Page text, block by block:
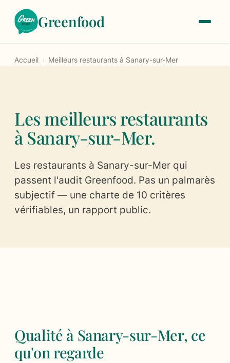
Greenfood
Le label
Notre histoire
Les critères de labellisation
Les tarifs
Trouver un restaurant
Accueil › Meilleurs restaurants à Sanary-sur-Mer
Les meilleurs restaurants
à Sanary-sur-Mer.
Les restaurants à Sanary-sur-Mer qui
passent l'audit Greenfood. Pas un palmarès
subjectif — une charte de 10 critères
vérifiables, un rapport public.
Qualité à Sanary-sur-Mer, ce
qu'on regarde